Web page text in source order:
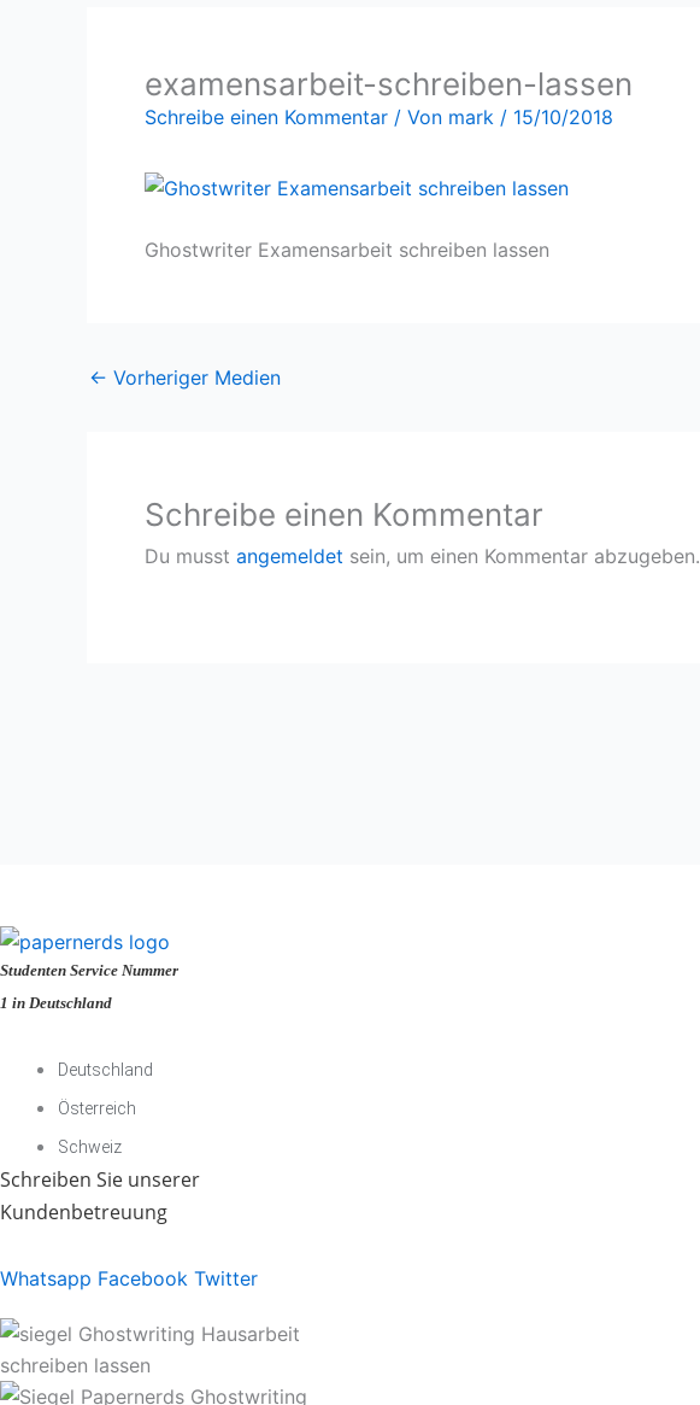
examensarbeit-schreiben-lassen
Schreibe einen Kommentar / Von mark / 15/10/2018
Ghostwriter Examensarbeit schreiben lassen
← Vorheriger Medien
Schreibe einen Kommentar
Du musst angemeldet sein, um einen Kommentar abzugeben.
Studenten Service Nummer
1 in Deutschland
Deutschland
Österreich
Schweiz
Schreiben Sie unserer
Kundenbetreuung
Whatsapp Facebook Twitter